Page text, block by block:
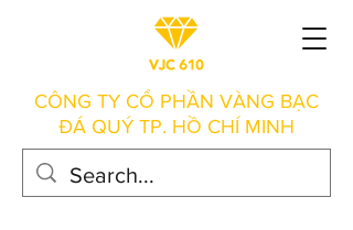
CÔNG TY CỔ PHẦN VÀNG BẠC
ĐÁ QUÝ TP. HỒ CHÍ MINH